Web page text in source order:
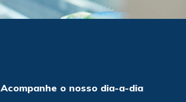
Acompanhe o nosso dia-a-dia